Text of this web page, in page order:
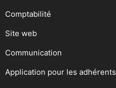
Comptabilité
Site web
Communication
Application pour les adhérents